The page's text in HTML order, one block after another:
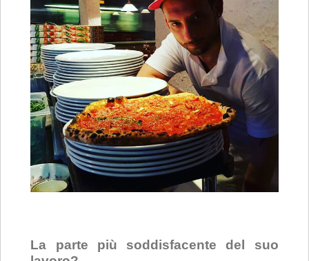
La parte più soddisfacente del suo